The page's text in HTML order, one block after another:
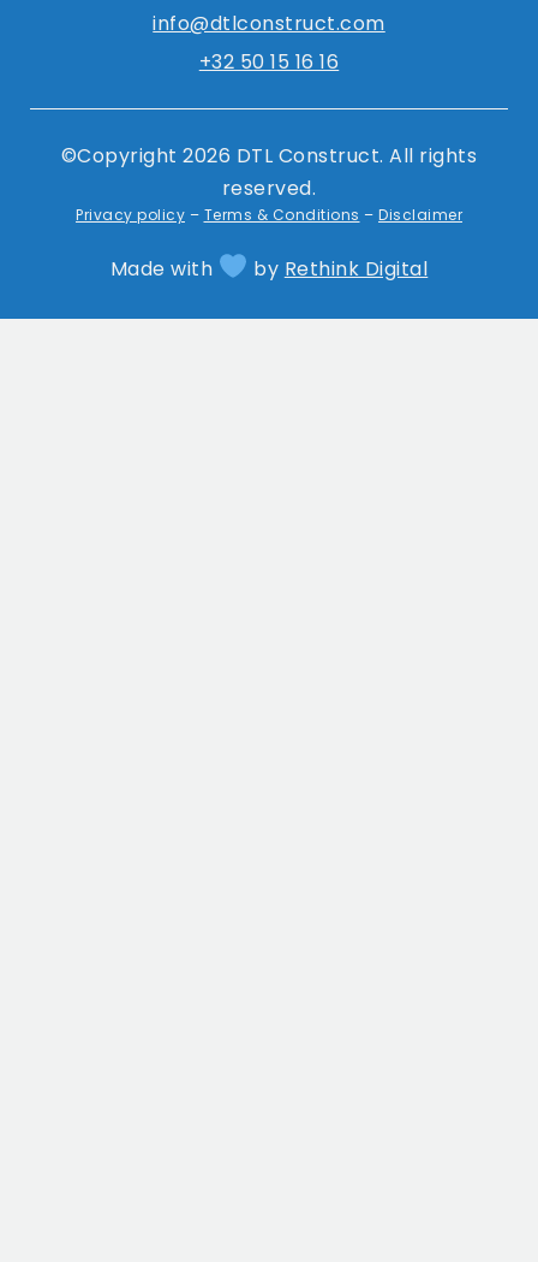
info@dtlconstruct.com
+32 50 15 16 16
©Copyright 2026 DTL Construct. All rights
reserved.
Privacy policy – Terms & Conditions – Disclaimer
Made with by Rethink Digital